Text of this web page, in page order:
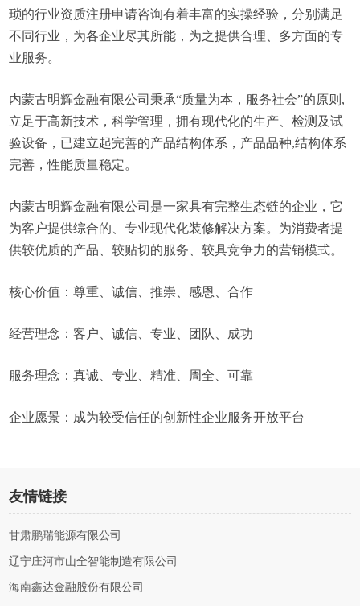
琐的行业资质注册申请咨询有着丰富的实操经验，分别满足
不同行业，为各企业尽其所能，为之提供合理、多方面的专
业服务。
内蒙古明辉金融有限公司秉承“质量为本，服务社会”的原则,
立足于高新技术，科学管理，拥有现代化的生产、检测及试
验设备，已建立起完善的产品结构体系，产品品种,结构体系
完善，性能质量稳定。
内蒙古明辉金融有限公司是一家具有完整生态链的企业，它
为客户提供综合的、专业现代化装修解决方案。为消费者提
供较优质的产品、较贴切的服务、较具竞争力的营销模式。
核心价值：尊重、诚信、推崇、感恩、合作
经营理念：客户、诚信、专业、团队、成功
服务理念：真诚、专业、精准、周全、可靠
企业愿景：成为较受信任的创新性企业服务开放平台
友情链接
甘肃鹏瑞能源有限公司
辽宁庄河市山全智能制造有限公司
海南鑫达金融股份有限公司